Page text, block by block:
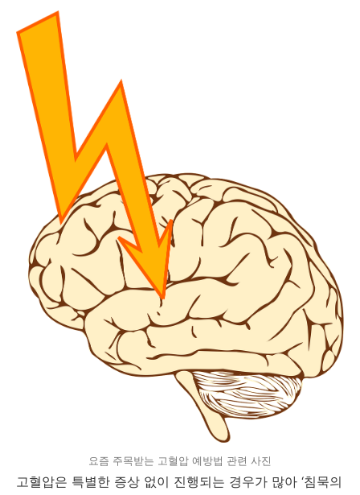
요즘 주목받는 고혈압 예방법 관련 사진
고혈압은 특별한 증상 없이 진행되는 경우가 많아 ‘침묵의